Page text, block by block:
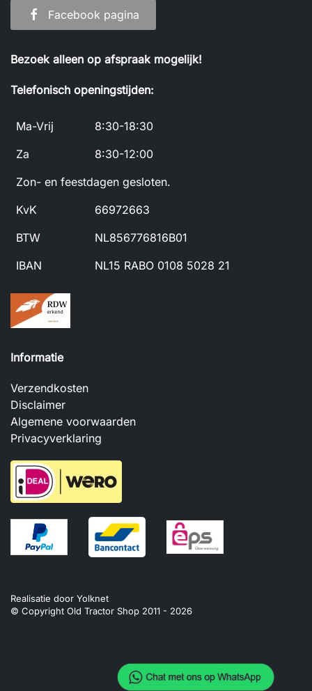
Facebook pagina
Bezoek alleen op afspraak mogelijk!
Telefonisch openingstijden:
Ma-Vrij
8:30-18:30
Za
8:30-12:00
Zon- en feestdagen gesloten.
KvK
66972663
BTW
NL856776816B01
IBAN
NL15 RABO 0108 5028 21
Informatie
Verzendkosten
Disclaimer
Algemene voorwaarden
Privacyverklaring
Realisatie door Yolknet
© Copyright Old Tractor Shop 2011 - 2026